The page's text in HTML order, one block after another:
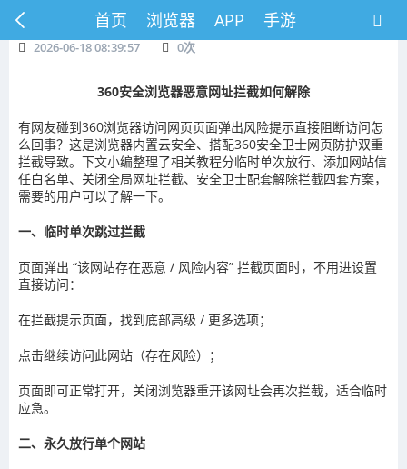
首页 浏览器 APP 手游
2026-06-18 08:39:57 0次
360安全浏览器恶意网址拦截如何解除
有网友碰到360浏览器访问网页页面弹出风险提示直接阻断访问怎
么回事？这是浏览器内置云安全、搭配360安全卫士网页防护双重
拦截导致。下文小编整理了相关教程分临时单次放行、添加网站信
任白名单、关闭全局网址拦截、安全卫士配套解除拦截四套方案，
需要的用户可以了解一下。
一、临时单次跳过拦截
页面弹出 “该网站存在恶意 / 风险内容” 拦截页面时，不用进设置
直接访问：
在拦截提示页面，找到底部高级 / 更多选项；
点击继续访问此网站（存在风险）；
页面即可正常打开，关闭浏览器重开该网址会再次拦截，适合临时
应急。
二、永久放行单个网站